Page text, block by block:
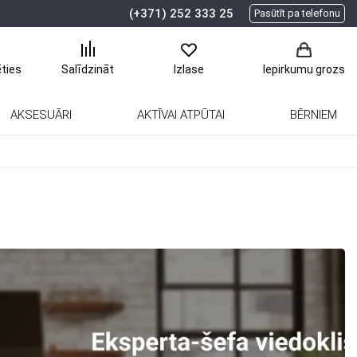
(+371) 252 333 25 Pasūtīt pa telefonu
Salīdzināt Izlase Iepirkumu grozs
AKSESUĀRI AKTĪVAI ATPŪTAI BĒRNIEM